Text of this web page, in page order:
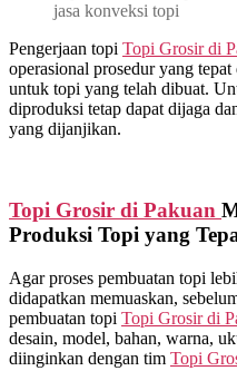
jasa konveksi topi
Pengerjaan topi Topi Grosir di
operasional prosedur yang
untuk topi yang telah dibuat.
diproduksi tetap dapat dijaga
yang dijanjikan.
Topi Grosir di Pakuan
Produksi Topi yang
Agar proses pembuatan topi
didapatkan memuaskan,
pembuatan topi Topi Grosir di
desain, model, bahan, warna,
diinginkan dengan tim Topi